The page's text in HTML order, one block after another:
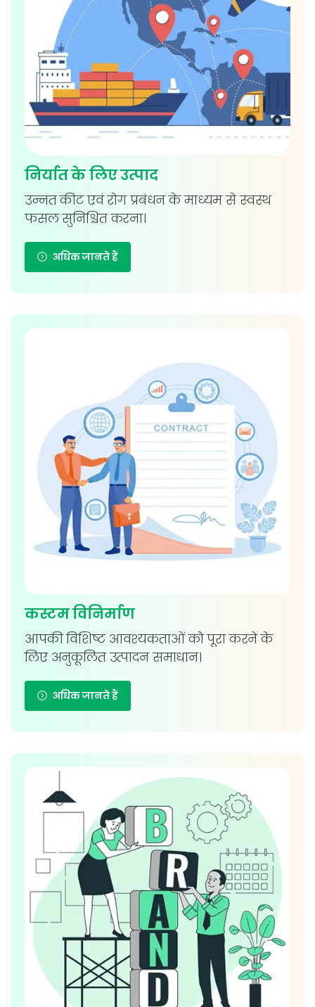
निर्यात के लिए उत्पाद
उन्नत कीट एवं रोग प्रबंधन के माध्यम से स्वस्थ
फसल सुनिश्चित करना।
अधिक जानते हैं
कस्टम विनिर्माण
आपकी विशिष्ट आवश्यकताओं को पूरा करने के
लिए अनुकूलित उत्पादन समाधान।
अधिक जानते हैं